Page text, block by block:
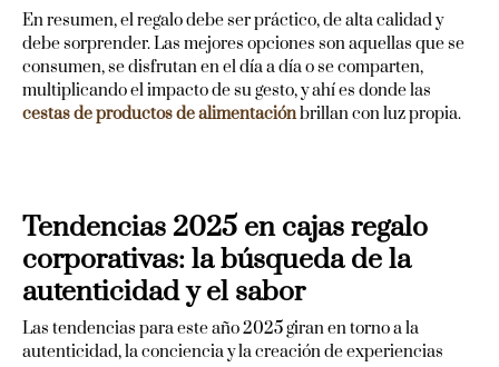
En resumen, el regalo debe ser práctico, de alta calidad y
debe sorprender. Las mejores opciones son aquellas que se
consumen, se disfrutan en el día a día o se comparten,
multiplicando el impacto de su gesto, y ahí es donde las
cestas de productos de alimentaciónbrillan con luz propia.
Tendencias 2025 en cajas regalo
corporativas: la búsqueda de la
autenticidad y el sabor
Las tendencias para este año 2025 giran en torno a la
autenticidad, la conciencia y la creación de experiencias